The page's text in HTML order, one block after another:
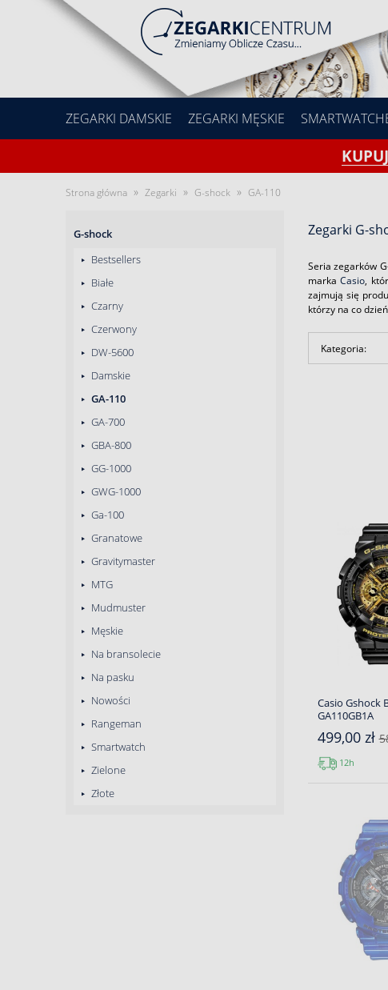
ZEGARKI DAMSKIE ZEGARKI MĘSKIE
Strona główna » Zegarki » G-shock » GA-110
G-shock
Bestsellers
Białe
Czarny
Czerwony
DW-5600
Damskie
GA-110
GA-700
GBA-800
GG-1000
GWG-1000
Ga-100
Granatowe
Gravitymaster
MTG
Mudmuster
Męskie
Na bransolecie
Na pasku
Nowości
Rangeman
Smartwatch
Zielone
Złote
Zegarki G-
Seria zegarków
markaCasio,
zajmują się
którzy na co
Kategoria:
Casio Gshock
GA110GB1A
499,00 zł
12h